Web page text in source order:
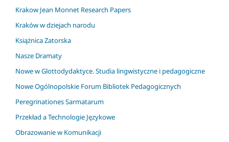
Krakow Jean Monnet Research Papers
Kraków w dziejach narodu
Książnica Zatorska
Nasze Dramaty
Nowe w Glottodydaktyce. Studia lingwistyczne i pedagogiczne
Nowe Ogólnopolskie Forum Bibliotek Pedagogicznych
Peregrinationes Sarmatarum
Przekład a Technologie Językowe
Obrazowanie w Komunikacji